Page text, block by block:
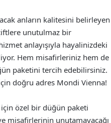
anların kalitesini belirleyen
unutulmaz bir
anlayışıyla hayalinizdeki
Hem misafirleriniz hem de
paketini tercih edebilirsiniz.
doğru adres Mondi Vienna!
özel bir düğün paketi
misafirlerinin unutamayacağı